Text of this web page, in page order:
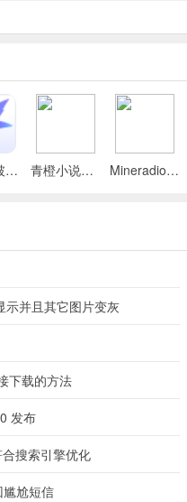
何快速提升角色等级
经验越多。
获得角色经验的捷径。
迅雷vip破解版永久会员2024版 青橙小说App Mineradio手机版
示并且其它图片变灰
下载的方法
发布
搜索引擎优化
尬短信